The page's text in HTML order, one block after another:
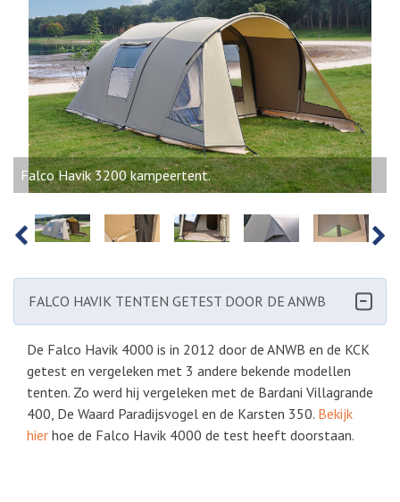
Falco Havik 3200 kampeertent.
PREVIOUS NEXT
FALCO HAVIK TENTEN GETEST DOOR DE ANWB
De Falco Havik 4000 is in 2012 door de ANWB en de KCK
getest en vergeleken met 3 andere bekende modellen
tenten. Zo werd hij vergeleken met de Bardani Villagrande
400, De Waard Paradijsvogel en de Karsten 350. Bekijk
hier hoe de Falco Havik 4000 de test heeft doorstaan.